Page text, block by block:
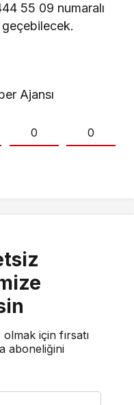
55 09 numaralı
Ajansı
0 0
için fırsatı
aboneliğini